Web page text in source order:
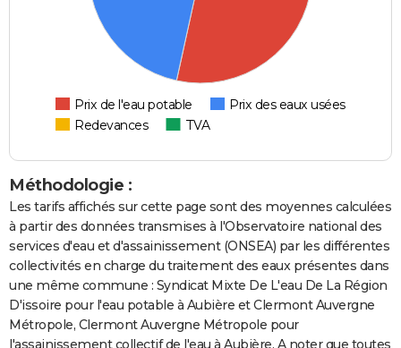
Prix de l'eau potable
Prix des eaux usées
Redevances
TVA
Méthodologie :
Les tarifs affichés sur cette page sont des moyennes calculées
à partir des données transmises à l'Observatoire national des
services d'eau et d'assainissement (ONSEA) par les différentes
collectivités en charge du traitement des eaux présentes dans
une même commune : Syndicat Mixte De L'eau De La Région
D'issoire pour l'eau potable à Aubière et Clermont Auvergne
Métropole, Clermont Auvergne Métropole pour
l'assainissement collectif de l'eau à Aubière. A noter que toutes